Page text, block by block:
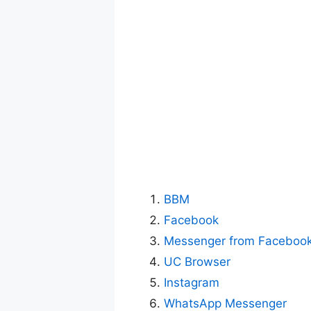
BBM
Facebook
Messenger from
UC Browser
Instagram
WhatsApp Messenger